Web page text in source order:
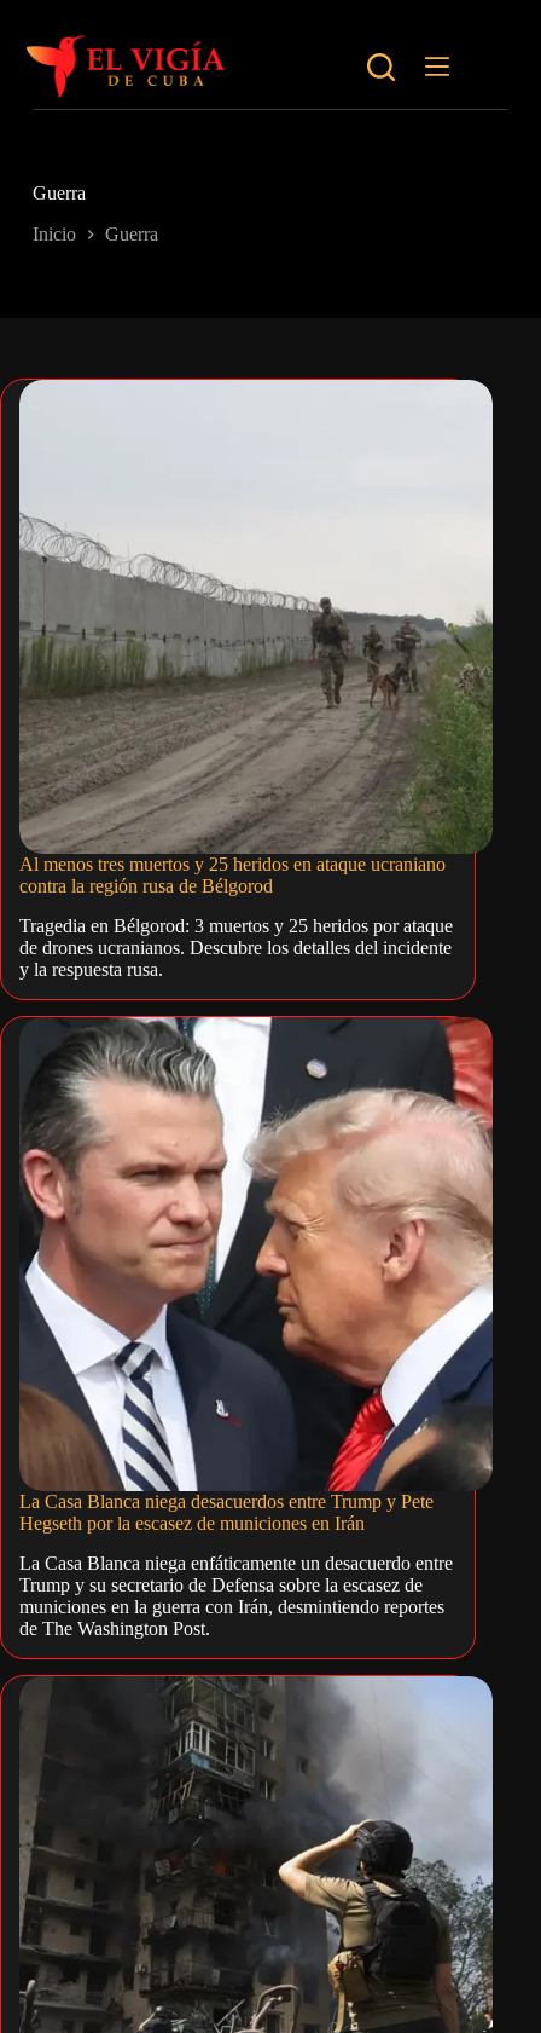
contenido
Guerra
Inicio Guerra
Al menos tres muertos y 25 heridos en ataque ucraniano
contra la región rusa de Bélgorod
Tragedia en Bélgorod: 3 muertos y 25 heridos por ataque
de drones ucranianos. Descubre los detalles del incidente
y la respuesta rusa.
La Casa Blanca niega desacuerdos entre Trump y Pete
Hegseth por la escasez de municiones en Irán
La Casa Blanca niega enfáticamente un desacuerdo entre
Trump y su secretario de Defensa sobre la escasez de
municiones en la guerra con Irán, desmintiendo reportes
de The Washington Post.